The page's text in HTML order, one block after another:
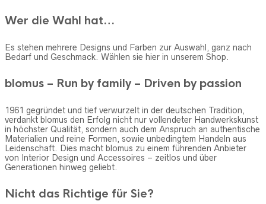
Wer die Wahl hat…
Es stehen mehrere Designs und Farben zur Auswahl, ganz nach
Bedarf und Geschmack. Wählen sie hier in unserem Shop.
blomus – Run by family – Driven by passion
1961 gegründet und tief verwurzelt in der deutschen Tradition,
verdankt blomus den Erfolg nicht nur vollendeter Handwerkskunst
in höchster Qualität, sondern auch dem Anspruch an authentische
Materialien und reine Formen, sowie unbedingtem Handeln aus
Leidenschaft. Dies macht blomus zu einem führenden Anbieter
von Interior Design und Accessoires – zeitlos und über
Generationen hinweg geliebt.
Nicht das Richtige für Sie?